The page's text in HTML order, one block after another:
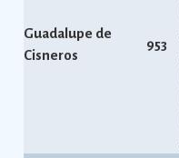
Guadalupe de
Cisneros
953